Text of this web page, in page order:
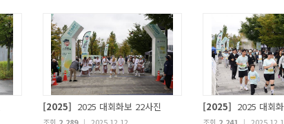
[2025] 2025 대회화보 22사진 [2025] 2025 대회